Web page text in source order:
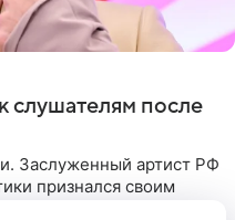
слушателям после
Заслуженный артист РФ
признался своим